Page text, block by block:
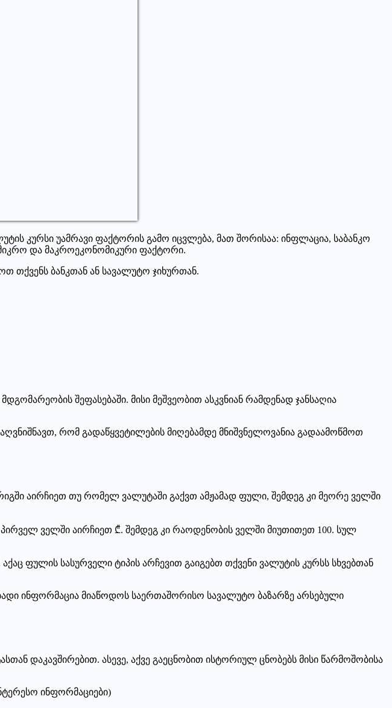
კურსი უამრავი ფაქტორის გამო იცვლება, მათ შორისაა: ინფლაცია, საბანკო
და მაკროეკონომიკური ფაქტორი.
თქვენს ბანკთან ან სავალუტო ჯიხურთან.
შეფასებაში. მისი მეშვეობით ასკვნიან რამდენად ჯანსაღია
რომ გადაწყვეტილების მიღებამდე მნიშვნელოვანია გადაამოწმოთ
აირჩიეთ თუ რომელ ვალუტაში გაქვთ ამჟამად ფული, შემდეგ კი მეორე ველში
ველში აირჩიეთ ₾. შემდეგ კი რაოდენობის ველში მიუთითეთ 100. სულ
ფულის სასურველი ტიპის არჩევით გაიგებთ თქვენი ვალუტის კურსს სხვებთან
ინფორმაცია მიაწოდოს საერთაშორისო სავალუტო ბაზარზე არსებული
დაკავშირებით. ასევე, აქვე გაეცნობით ისტორიულ ცნობებს მისი წარმოშობისა
ინფორმაციები)